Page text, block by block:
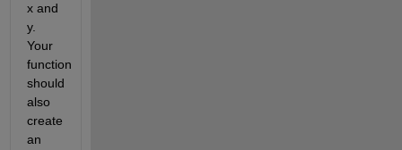
x and
y.
Your
function
should
also
create
an